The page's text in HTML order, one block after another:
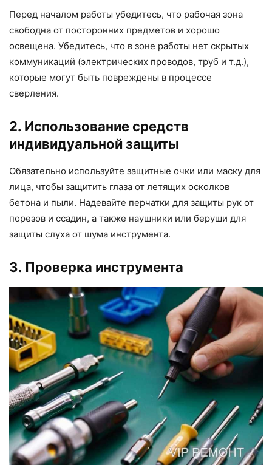
Перед началом работы убедитесь, что рабочая зона
свободна от посторонних предметов и хорошо
освещена. Убедитесь, что в зоне работы нет скрытых
коммуникаций (электрических проводов, труб и т.д.),
которые могут быть повреждены в процессе
сверления.
2. Использование средств
индивидуальной защиты
Обязательно используйте защитные очки или маску для
лица, чтобы защитить глаза от летящих осколков
бетона и пыли. Надевайте перчатки для защиты рук от
порезов и ссадин, а также наушники или беруши для
защиты слуха от шума инструмента.
3. Проверка инструмента